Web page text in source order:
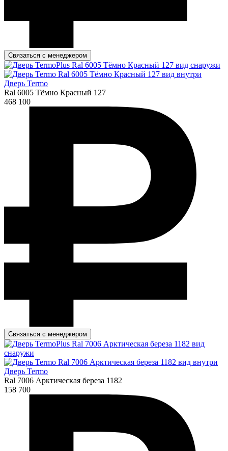
Связаться с менеджером
Дверь Termo
Ral 6005 Тёмно Красный 127
468 100
Связаться с менеджером
Дверь Termo
Ral 7006 Арктическая береза 1182
158 700